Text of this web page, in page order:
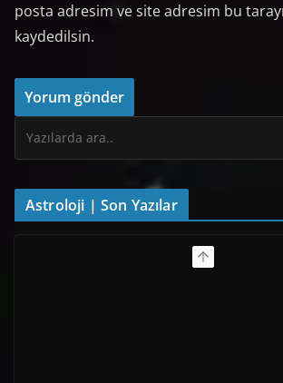
posta adresim ve site adresim bu
kaydedilsin.
Astroloji | Son Yazılar